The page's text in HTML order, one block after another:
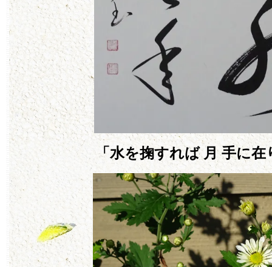
「水を掬すれば 月 手に